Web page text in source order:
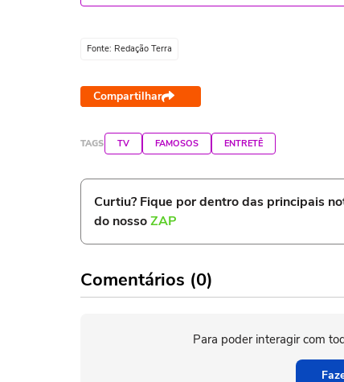
Fonte: Redação Terra
Compartilhar
TAGS TV FAMOSOS ENTRETÊ
Curtiu? Fique por dentro das principais
do nossoZAP
Comentários (0)
Para poder interagir com